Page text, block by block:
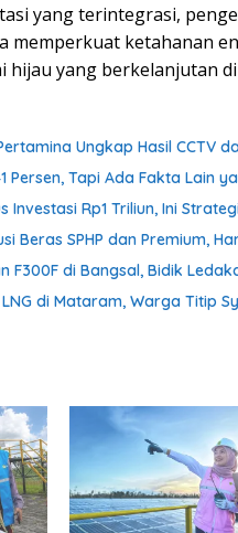
yang terintegrasi,
memperkuat ketahanan
yang berkelanjutan
Ungkap Hasil CCTV
Persen, Tapi Ada Fakta Lain
Investasi Rp1 Triliun, Ini
Beras SPHP dan Premium,
F300F di Bangsal, Bidik
LNG di Mataram, Warga Titip